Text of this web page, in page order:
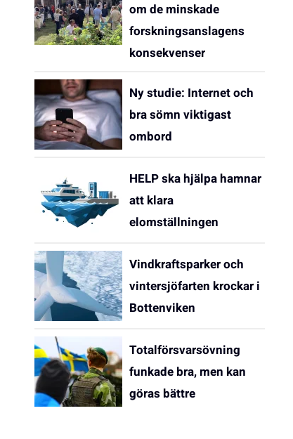
om de minskade
forskningsanslagens
konsekvenser
Ny studie: Internet och
bra sömn viktigast
ombord
HELP ska hjälpa hamnar
att klara
elomställningen
Vindkraftsparker och
vintersjöfarten krockar i
Bottenviken
Totalförsvarsövning
funkade bra, men kan
göras bättre